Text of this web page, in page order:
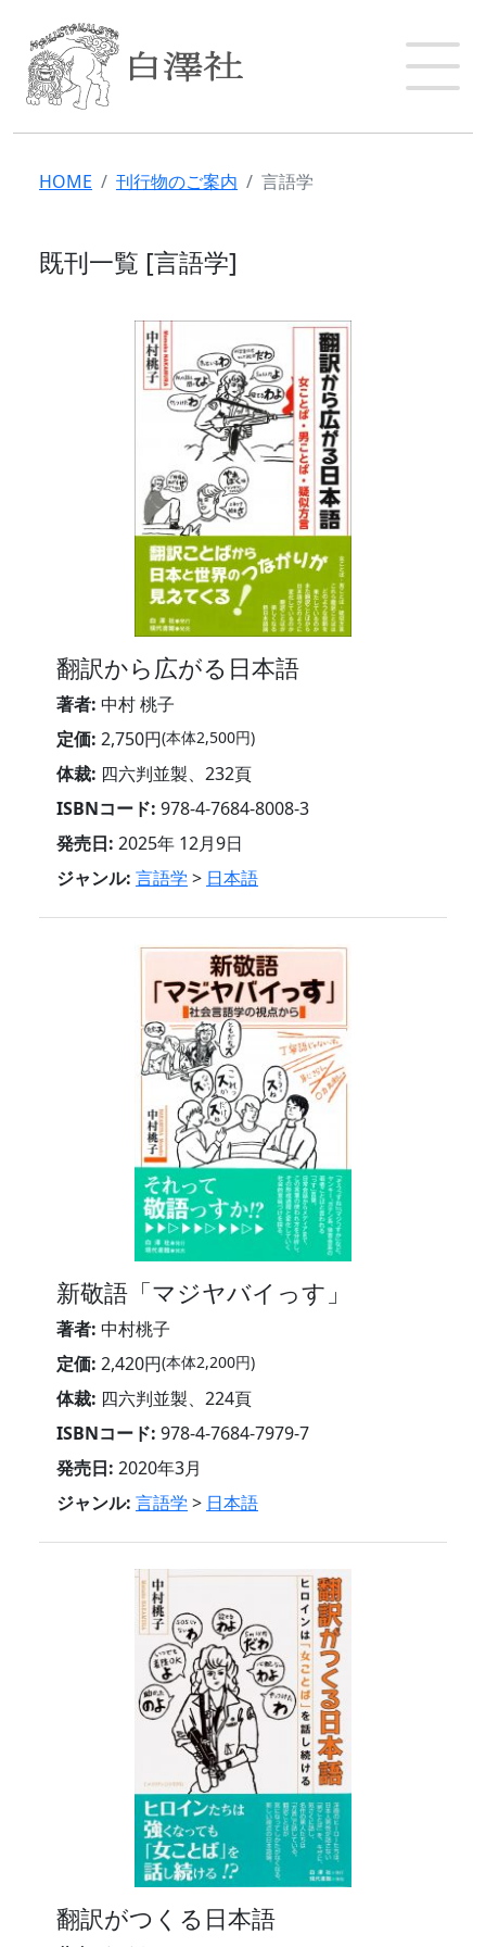
HOME 刊行物のご案内 言語学
既刊一覧 [言語学]
翻訳から広がる日本語
著者: 中村 桃子
定価: 2,750円(本体2,500円)
体裁: 四六判並製、232頁
ISBNコード: 978-4-7684-8008-3
発売日: 2025年 12月9日
ジャンル: 言語学 > 日本語
新敬語「マジヤバイっす」
著者: 中村桃子
定価: 2,420円(本体2,200円)
体裁: 四六判並製、224頁
ISBNコード: 978-4-7684-7979-7
発売日: 2020年3月
ジャンル: 言語学 > 日本語
翻訳がつくる日本語